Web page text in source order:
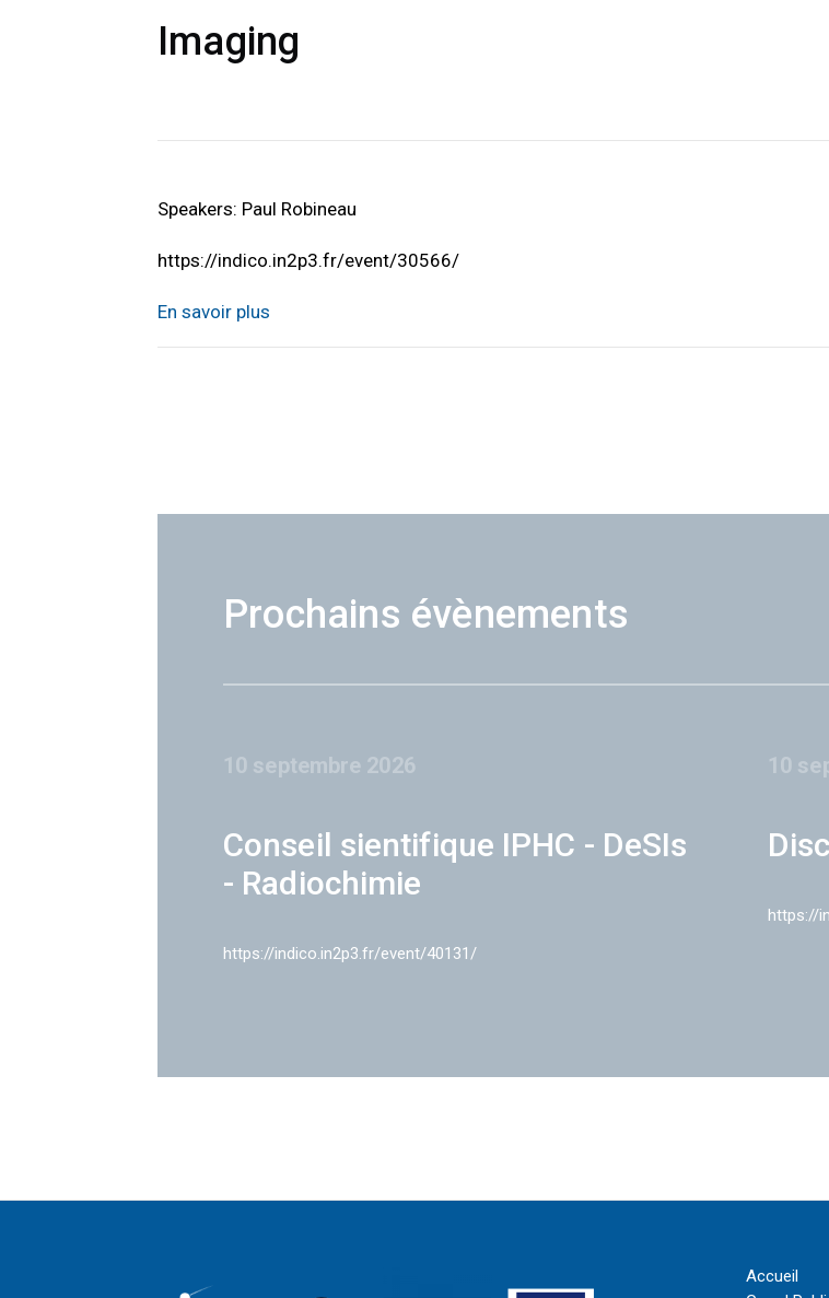
Imaging
Speakers: Paul Robineau
https://indico.in2p3.fr/event/30566/
En savoir plus
Prochains évènements
10 septembre 2026
Conseil sientifique IPHC - DeSIs
- Radiochimie
https://indico.in2p3.fr/event/40131/
10
https://
Accueil